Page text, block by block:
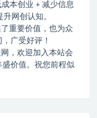
本创业 + 减少信息
网创认知。
重要价值，也为众
广受好评！
，欢迎加入本站会
盛价值。祝您前程似